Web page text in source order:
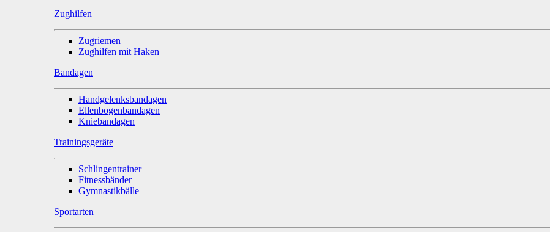
Zughilfen
Zugriemen
Zughilfen mit Haken
Bandagen
Handgelenksbandagen
Ellenbogenbandagen
Kniebandagen
Trainingsgeräte
Schlingentrainer
Fitnessbänder
Gymnastikbälle
Sportarten